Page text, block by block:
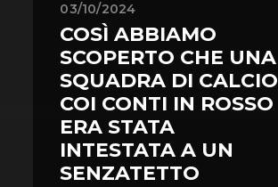
03/10/2024
COSÌ ABBIAMO
SCOPERTO CHE UNA
SQUADRA DI CALCIO
COI CONTI IN ROSSO
ERA STATA
INTESTATA A UN
SENZATETTO